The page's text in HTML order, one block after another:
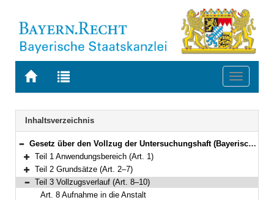
Zur
BAYERN.RECHT
Zur
letzten
Suche
Toggle
Navigation
Inhaltsverzeichnis
Bereich reduzieren
Gesetz über den Vollzug der Untersuchungshaft (Bayerisches Untersuchungshaftvollzugsgesetz – BayUVollzG) Vom 20. Dezember 2011 (GVBl. S. 678) BayRS 312-1-J (Art. 1–40)
Bereich erweitern
Teil 1 Anwendungsbereich (Art. 1)
Bereich erweitern
Teil 2 Grundsätze (Art. 2–7)
Bereich reduzieren
Teil 3 Vollzugsverlauf (Art. 8–10)
Art. 8 Aufnahme in die Anstalt